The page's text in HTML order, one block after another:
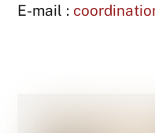
E-mail :